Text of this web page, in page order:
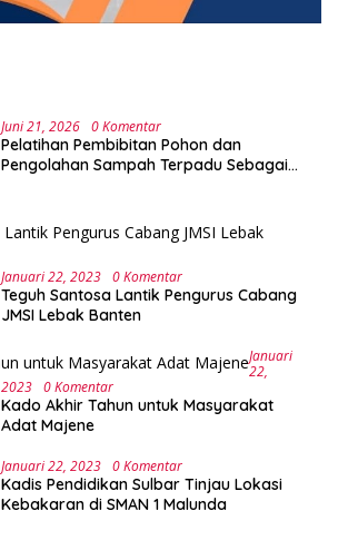
Juni 21, 2026 0 Komentar
Pelatihan Pembibitan Pohon dan
Pengolahan Sampah Terpadu Sebagai
Januari 22, 2023 0 Komentar
Teguh Santosa Lantik Pengurus Cabang
JMSI Lebak Banten
Januari
22,
2023 0 Komentar
Kado Akhir Tahun untuk Masyarakat
Adat Majene
Januari 22, 2023 0 Komentar
Kadis Pendidikan Sulbar Tinjau Lokasi
Kebakaran di SMAN 1 Malunda